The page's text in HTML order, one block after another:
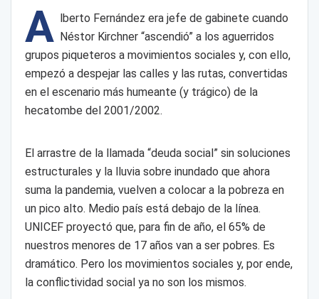
A lberto Fernández era jefe de gabinete cuando
Néstor Kirchner “ascendió” a los aguerridos
grupos piqueteros a movimientos sociales y, con ello,
empezó a despejar las calles y las rutas, convertidas
en el escenario más humeante (y trágico) de la
hecatombe del 2001/2002.
El arrastre de la llamada “deuda social” sin soluciones
estructurales y la lluvia sobre inundado que ahora
suma la pandemia, vuelven a colocar a la pobreza en
un pico alto. Medio país está debajo de la línea.
UNICEF proyectó que, para fin de año, el 65% de
nuestros menores de 17 años van a ser pobres. Es
dramático. Pero los movimientos sociales y, por ende,
la conflictividad social ya no son los mismos.